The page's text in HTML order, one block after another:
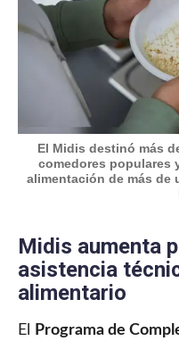
El Midis destinó más
comedores populares
alimentación de más de
Midis aumenta
asistencia
alimentario
El Programa de